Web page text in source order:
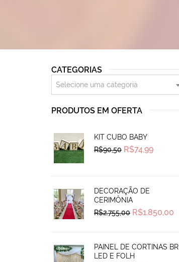
CATEGORIAS
Selecione uma categoria
PRODUTOS EM OFERTA
KIT CUBO BABY
R$90,50 Original
price
R$74,99Current
DECORAÇÃO DE
CERIMÔNIA
R$2.755,00 Original
price
R$1.850,00
PAINEL DE CORTINAS BR
LED E FOLH